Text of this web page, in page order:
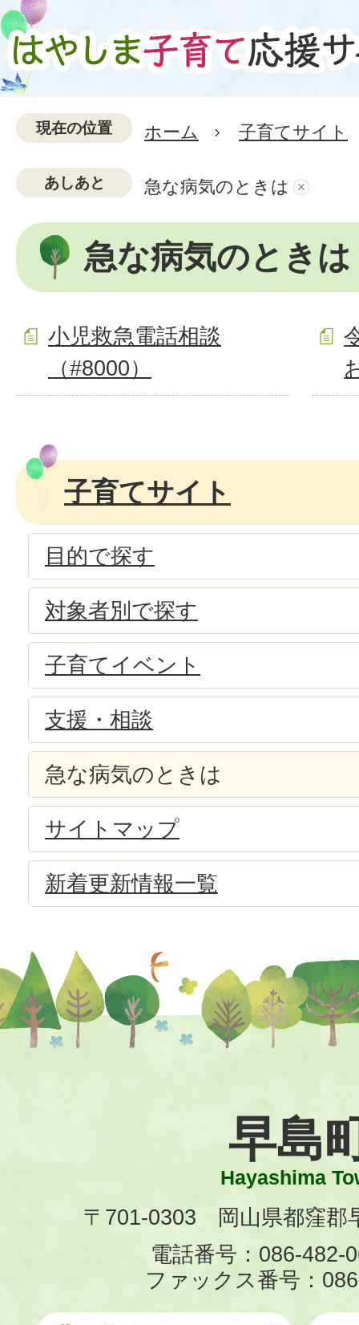
現在の位置 ホーム 子育てサイト
あしあと 急な病気のときは
急な病気のときは
小児救急電話相談
（#8000）
子育てサイト
目的で探す
対象者別で探す
子育てイベント
支援・相談
急な病気のときは
サイトマップ
新着更新情報一覧
早島
Hayashima
〒701-0303 岡山県都窪郡
電話番号：086-482-
ファックス番号：